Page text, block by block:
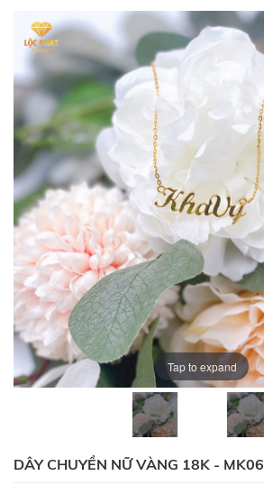
Tap to expand
DÂY CHUYỀN NỮ VÀNG 18K - MK06